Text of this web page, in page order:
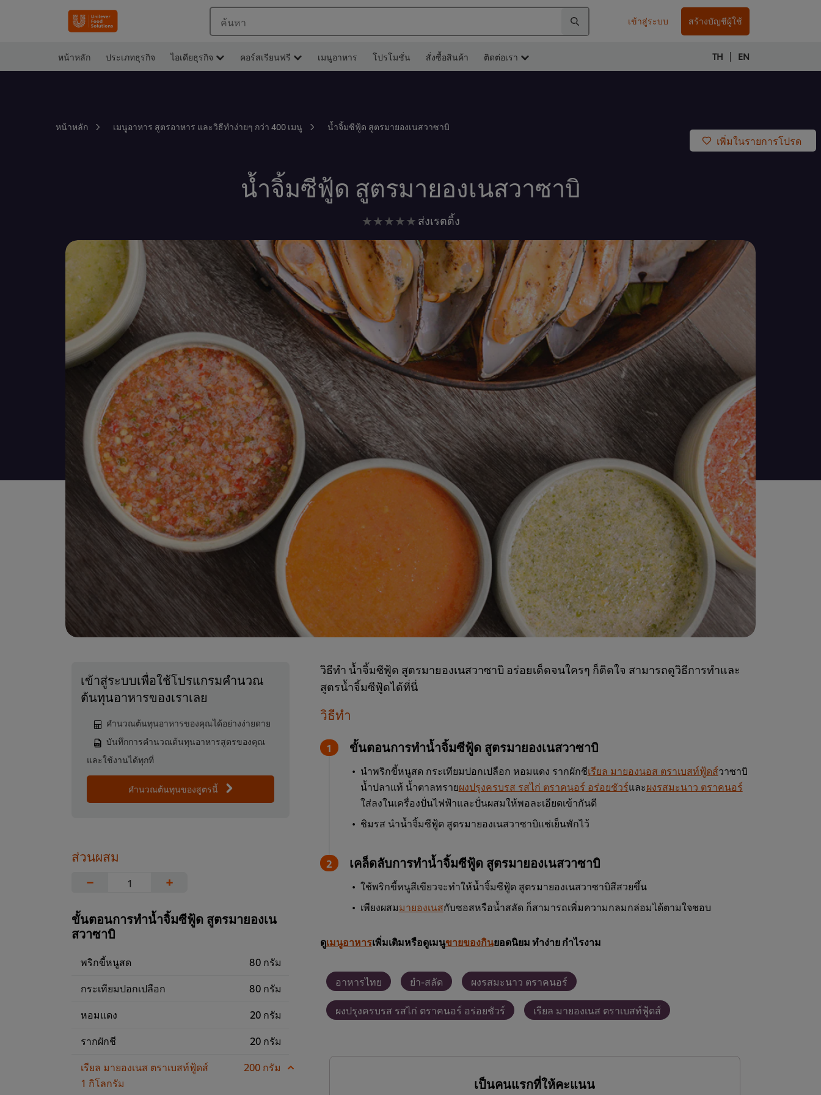
ค้นหา เข้าสู่ระบบ สร้างบัญชีผู้ใช้
หน้าหลัก ประเภทธุรกิจ ไอเดียธุรกิจ คอร์สเรียนฟรี เมนูอาหาร โปรโมชั่น สั่งซื้อสินค้า ติดต่อเรา TH | EN
หน้าหลัก เมนูอาหาร สูตรอาหาร และวิธีทำง่ายๆ กว่า 400 เมนู น้ำจิ้มซีฟู้ด สูตรมายองเนสวาซาบิ
เพิ่มในรายการโปรด
น้ำจิ้มซีฟู้ด สูตรมายองเนสวาซาบิ
ไม่มี
ให้
คะแนน
สำหรับ
recipe
นี้
ส่งเรตติ้ง
เข้าสู่ระบบเพื่อใช้โปรแกรมคำนวณ
ต้นทุนอาหารของเราเลย
คำนวณต้นทุนอาหารของคุณได้อย่างง่ายดาย
บันทึกการคำนวณต้นทุนอาหารสูตรของคุณ
และใช้งานได้ทุกที่
คำนวณต้นทุนของสูตรนี้
ส่วนผสม
−
+
ขั้นตอนการทำน้ำจิ้มซีฟู้ด สูตรมายองเน
สวาซาบิ
พริกขี้หนูสด
80 กรัม
กระเทียมปอกเปลือก
80 กรัม
หอมแดง
20 กรัม
รากผักชี
20 กรัม
เรียล มายองเนส ตราเบสท์ฟู้ดส์
1 กิโลกรัม
200 กรัม
วิธีทำ น้ำจิ้มซีฟู้ด สูตรมายองเนสวาซาบิ อร่อยเด็ดจนใครๆ ก็ติดใจ สามารถดูวิธีการทำและ
สูตรน้ำจิ้มซีฟู้ดได้ที่นี่
วิธีทำ
ขั้นตอนการทำน้ำจิ้มซีฟู้ด สูตรมายองเนสวาซาบิ
นำพริกขี้หนูสด กระเทียมปอกเปลือก หอมแดง รากผักชีเรียล มายองนอส ตราเบสท์ฟู้ดส์วาซาบิ
น้ำปลาแท้ น้ำตาลทรายผงปรุงครบรส รสไก่ ตราคนอร์ อร่อยชัวร์และผงรสมะนาว ตราคนอร์
ใส่ลงในเครื่องปั่นไฟฟ้าและปั่นผสมให้พอละเอียดเข้ากันดี
ชิมรส นำน้ำจิ้มซีฟู้ด สูตรมายองเนสวาซาบิแช่เย็นพักไว้
เคล็ดลับการทำน้ำจิ้มซีฟู้ด สูตรมายองเนสวาซาบิ
ใช้พริกขี้หนูสีเขียวจะทำให้น้ำจิ้มซีฟู้ด สูตรมายองเนสวาซาบิสีสวยขึ้น
เพียงผสมมายองเนสกับซอสหรือน้ำสลัด ก็สามารถเพิ่มความกลมกล่อมได้ตามใจชอบ
ดูเมนูอาหารเพิ่มเติมหรือดูเมนูขายของกินยอดนิยม ทำง่าย กำไรงาม
อาหารไทย ยำ-สลัด ผงรสมะนาว ตราคนอร์
ผงปรุงครบรส รสไก่ ตราคนอร์ อร่อยชัวร์ เรียล มายองเนส ตราเบสท์ฟู้ดส์
เป็นคนแรกที่ให้คะแนน